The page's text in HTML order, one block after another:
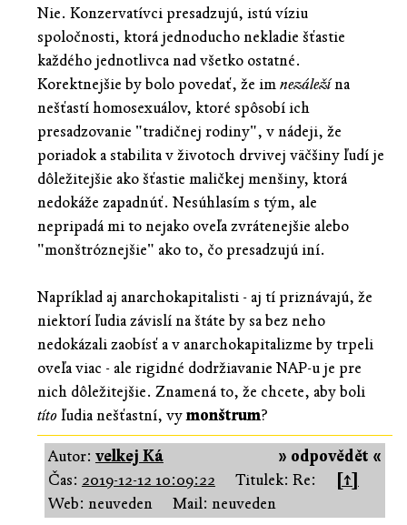
Nie. Konzervatívci presadzujú, istú víziu
spoločnosti, ktorá jednoducho nekladie šťastie
každého jednotlivca nad všetko ostatné.
Korektnejšie by bolo povedať, že imnezáležína
nešťastí homosexuálov, ktoré spôsobí ich
presadzovanie "tradičnej rodiny", v nádeji, že
poriadok a stabilita v životoch drvivej väčšiny ľudí je
dôležitejšie ako šťastie maličkej menšiny, ktorá
nedokáže zapadnúť. Nesúhlasím s tým, ale
nepripadá mi to nejako oveľa zvrátenejšie alebo
"monštróznejšie" ako to, čo presadzujú iní.
Napríklad aj anarchokapitalisti - aj tí priznávajú, že
niektorí ľudia závislí na štáte by sa bez neho
nedokázali zaobísť a v anarchokapitalizme by trpeli
oveľa viac - ale rigidné dodržiavanie NAP-u je pre
nich dôležitejšie. Znamená to, že chcete, aby boli
títoľudia nešťastní, vymonštrum?
» odpovědět «
Autor: velkej Ká
Čas: 2019-12-12 10:09:22 Titulek: Re:
[↑]
Web: neuveden
Mail: neuveden